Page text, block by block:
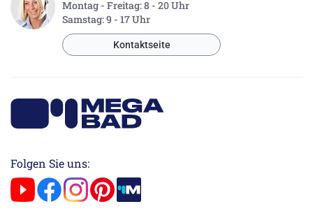
Montag - Freitag: 8 - 20 Uhr
Samstag: 9 - 17 Uhr
Kontaktseite
Folgen Sie uns: